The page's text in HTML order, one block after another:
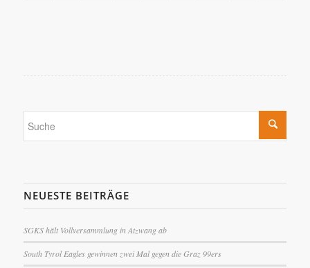
NEUESTE BEITRÄGE
SGKS hält Vollversammlung in Atzwang ab
South Tyrol Eagles gewinnen zwei Mal gegen die Graz 99ers